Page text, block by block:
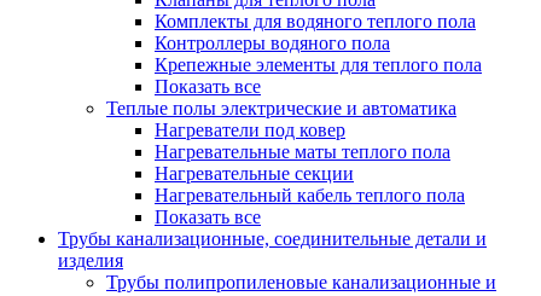
Комплекты для водяного теплого пола
Контроллеры водяного пола
Крепежные элементы для теплого пола
Показать все
Теплые полы электрические и автоматика
Нагреватели под ковер
Нагревательные маты теплого пола
Нагревательные секции
Нагревательный кабель теплого пола
Показать все
Трубы канализационные, соединительные детали и
изделия
Трубы полипропиленовые канализационные и